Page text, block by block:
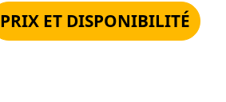
PRIX ET DISPONIBILITÉ